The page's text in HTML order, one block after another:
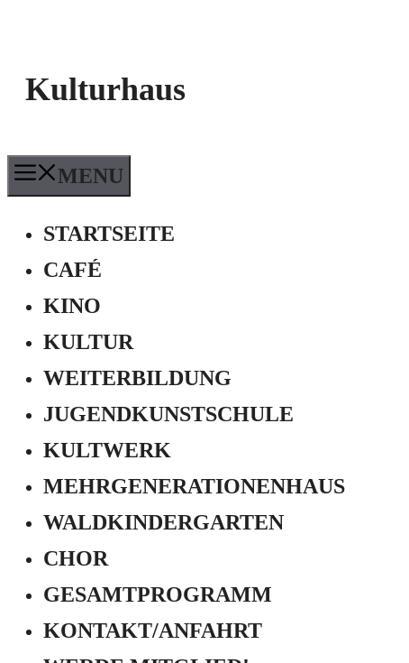
Kulturhaus
MENU
STARTSEITE
CAFÉ
KINO
KULTUR
WEITERBILDUNG
JUGEND­KUNSTSCHULE
KULTWERK
MEHRGENERATIONEN­HAUS
WALDKINDERGARTEN
CHOR
GESAMTPROGRAMM
KONTAKT/ANFAHRT